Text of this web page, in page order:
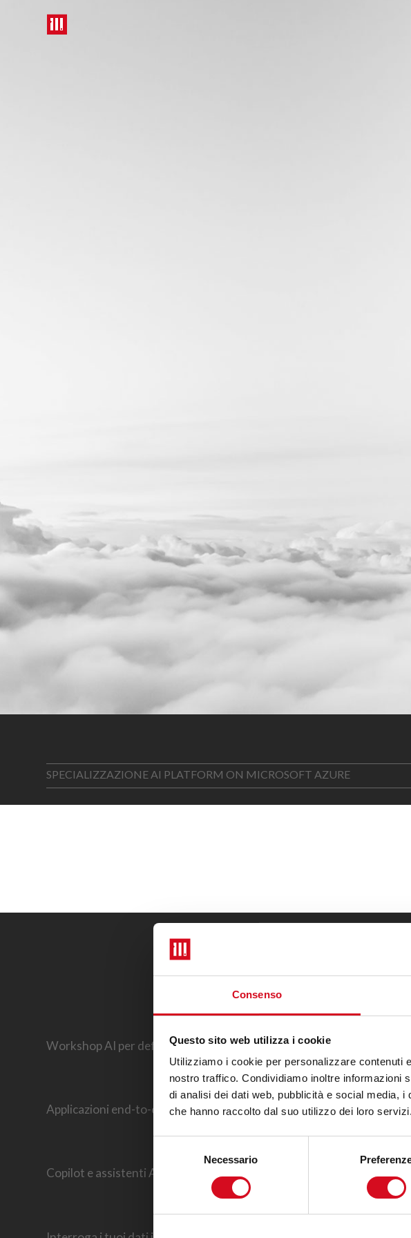
Consenso
Questo sito web utilizza i cookie
Utilizziamo i cookie per personalizzare contenuti
nostro traffico. Condividiamo inoltre informazioni
di analisi dei dati web, pubblicità e social media,
che hanno raccolto dal suo utilizzo dei loro
consenso
Necessario
SPECIALIZZAZIONE AI PLATFORM ON MICROSOFT AZURE
Workshop AI per definire strategia, casi d’uso e architettura con
Applicazioni end-to-end personalizzate con AI per risolvere sfide di
Copilot e assistenti AI che automatizzano compiti e ottimizzano la